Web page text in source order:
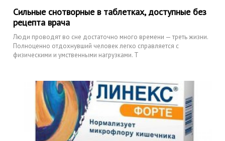
Сильные снотворные в таблетках, доступные без
рецепта врача
Люди проводят во сне достаточно много времени — треть жизни.
Полноценно отдохнувший человек легко справляется с
физическими и умственными нагрузками. Т